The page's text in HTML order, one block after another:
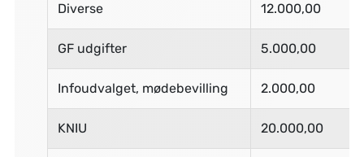
Diverse 12.000,00
GF udgifter 5.000,00
Infoudvalget, mødebevilling 2.000,00
KNIU 20.000,00